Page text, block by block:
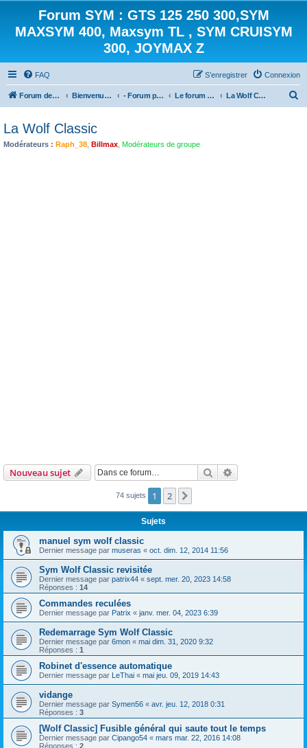
Forum SYM : GTS 125 250 300,SYM
MAXSYM 400, Maxsym TL , SYM CRUISYM
300, JOYMAX Z
FAQ Connexion
S’enregistrer
Forum des scooters SYM - GTS -MAXSYM - CRUISYM - JOYMAX - Maxsym TL Bienvenue sur le forum des scooters de la gamme SYM - Forum principal - Le forum des MOTOS SYM La Wolf Classic
La Wolf Classic
Modérateurs : Raph_38 Billmax Modérateurs de groupe
Nouveau sujet Rechercher
74 sujets 1 2
Sujets
manuel sym wolf classic
Dernier message par museras « oct. dim. 12, 2014 11:56
Sym Wolf Classic revisitée
Dernier message par patrix44 « sept. mer. 20, 2023 14:58
Réponses : 14
Commandes reculées
Dernier message par Patrix « janv. mer. 04, 2023 6:39
Redemarrage Sym Wolf Classic
Dernier message par 6mon « mai dim. 31, 2020 9:32
Réponses : 1
Robinet d'essence automatique
Dernier message par LeThai « mai jeu. 09, 2019 14:43
vidange
Dernier message par Symen56 « avr. jeu. 12, 2018 0:31
Réponses : 3
[Wolf Classic] Fusible général qui saute tout le temps
Dernier message par Cipango54 « mars mar. 22, 2016 14:08
Réponses : 2